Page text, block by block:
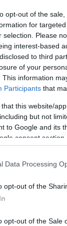
opt-out of the
for
selection. Please
interest-based
to third
of your
This information
Participants that
that this website/
but not
to Google and its
consent section.
Data Processing
opt-out of the
opt-out of the Sale
gyűrűjét
ennyi
után,
(179
mellett